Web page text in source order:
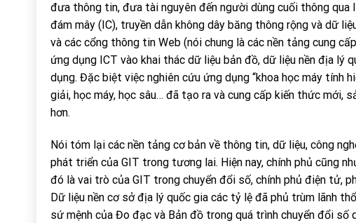
đưa thông tin, đưa tài nguyên đến người dùng cuối thông
đám mây (IC), truyền dẫn không dây băng thông rộng và dữ
và các cổng thông tin Web (nói chung là các nền tảng cung
ứng dụng ICT vào khai thác dữ liệu bản đồ, dữ liệu nền địa lý
dụng. Đặc biệt việc nghiên cứu ứng dụng “khoa học máy tính
giải, học máy, học sâu… đã tạo ra và cung cấp kiến thức mới,
hơn.
Nói tóm lại các nền tảng cơ bản về thông tin, dữ liệu, công
phát triển của GIT trong tương lai. Hiện nay, chính phủ cũng
đó là vai trò của GIT trong chuyển đổi số, chính phủ điện tử,
Dữ liệu nền cơ sở địa lý quốc gia các tỷ lệ đã phủ trùm lãnh
sứ mệnh của Đo đạc và Bản đồ trong quá trình chuyển đổi